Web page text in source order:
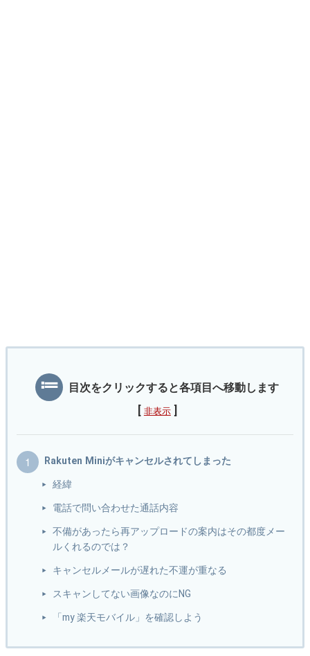
目次をクリックすると各項目へ移動します
非表示
Rakuten Miniがキャンセルされてしまった
経緯
電話で問い合わせた通話内容
不備があったら再アップロードの案内はその都度メー
ルくれるのでは？
キャンセルメールが遅れた不運が重なる
スキャンしてない画像なのにNG
「my 楽天モバイル」を確認しよう